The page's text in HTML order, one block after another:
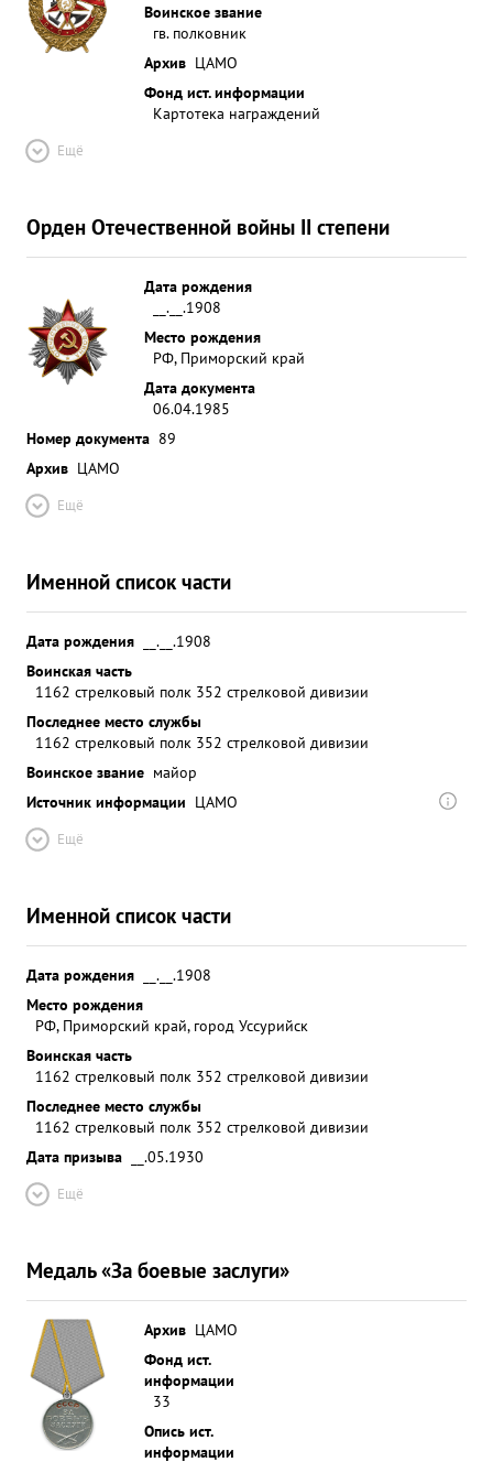
Воинское звание
гв. полковник
Архив ЦАМО
Фонд ист. информации
Картотека награждений
Ещё
Орден Отечественной войны II степени
Дата рождения
__.__.1908
Место рождения
РФ, Приморский край
Дата документа
06.04.1985
Номер документа 89
Архив ЦАМО
Ещё
Именной список части
Дата рождения
__.__.1908
Воинская часть
1162 стрелковый полк 352 стрелковой дивизии
Последнее место службы
1162 стрелковый полк 352 стрелковой дивизии
Воинское звание майор
Источник информации ЦАМО
Ещё
Именной список части
Дата рождения
__.__.1908
Место рождения
РФ, Приморский край, город Уссурийск
Воинская часть
1162 стрелковый полк 352 стрелковой дивизии
Последнее место службы
1162 стрелковый полк 352 стрелковой дивизии
Дата призыва
__.05.1930
Ещё
Медаль «За боевые заслуги»
Архив ЦАМО
Фонд ист.
информации
33
Опись ист.
информации